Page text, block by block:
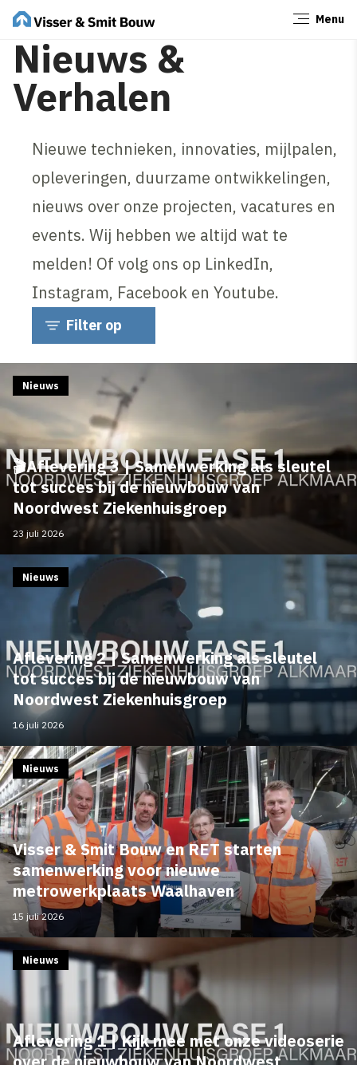
Menu
Nieuws &
Verhalen
Nieuwe technieken, innovaties, mijlpalen,
opleveringen, duurzame ontwikkelingen,
nieuws over onze projecten, vacatures en
events. Wij hebben we altijd wat te
melden! Of volg ons op LinkedIn,
Instagram, Facebook en Youtube.
Filter op
🎬Aflevering 3 | Samenwerking als sleutel
tot succes bij de nieuwbouw van
Noordwest Ziekenhuisgroep
Nieuws
23 juli 2026
Aflevering 2 | Samenwerking als sleutel
tot succes bij de nieuwbouw van
Noordwest Ziekenhuisgroep
Nieuws
16 juli 2026
Visser & Smit Bouw en RET starten
samenwerking voor nieuwe
metrowerkplaats Waalhaven
Nieuws
15 juli 2026
Aflevering 1 | Kijk mee met onze videoserie
Nieuws
Sluiten